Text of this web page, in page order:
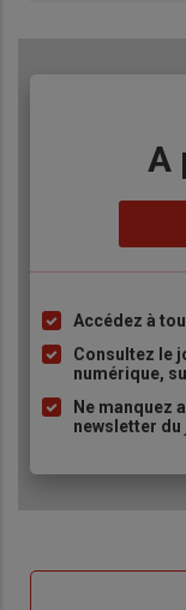
A
Liste
à
puce
Accédez à
Consultez le
numérique,
Ne manquez
newsletter